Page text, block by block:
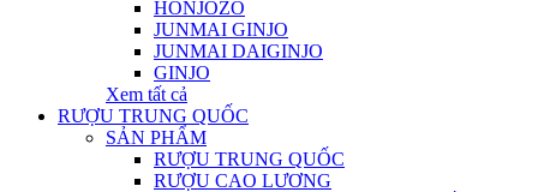
HONJOZO
JUNMAI GINJO
JUNMAI DAIGINJO
GINJO
Xem tất cả
RƯỢU TRUNG QUỐC
SẢN PHẨM
RƯỢU TRUNG QUỐC
RƯỢU CAO LƯƠNG